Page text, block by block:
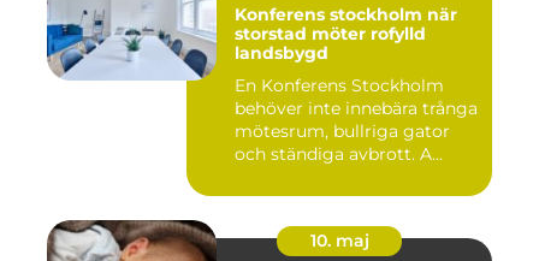
Konferens stockholm när
storstad möter rofylld
landsbygd
En Konferens Stockholm
behöver inte innebära trånga
mötesrum, bullriga gator
och ständiga avbrott. A...
10. maj